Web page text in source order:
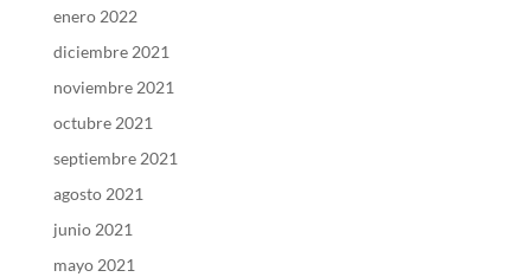
enero 2022
diciembre 2021
noviembre 2021
octubre 2021
septiembre 2021
agosto 2021
junio 2021
mayo 2021